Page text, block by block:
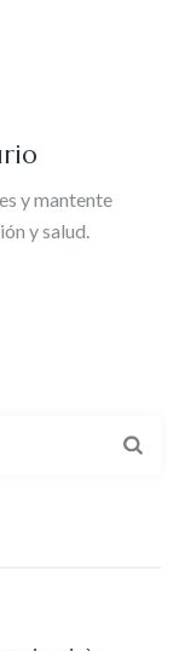
y mantente
y salud.